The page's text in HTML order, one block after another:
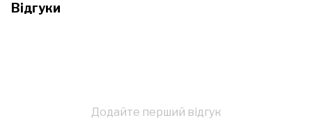
Відгуки
Додайте перший відгук